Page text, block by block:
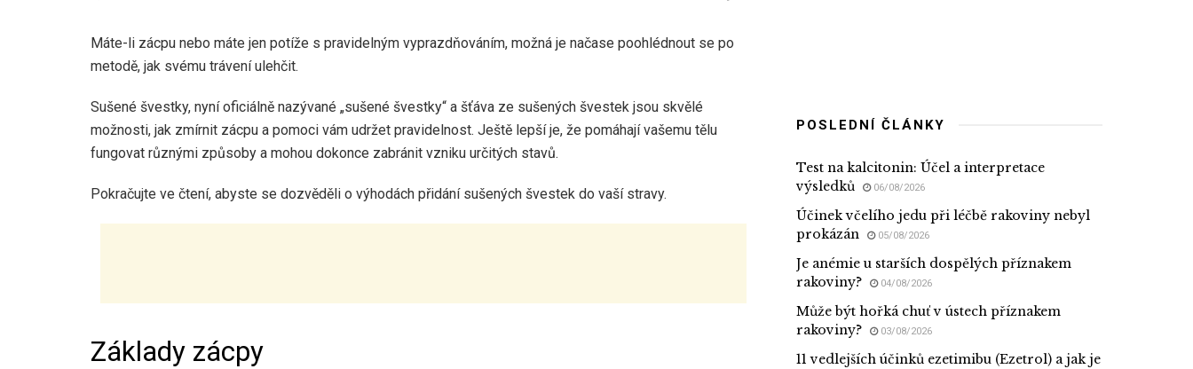
Máte-li zácpu nebo máte jen potíže s pravidelným vyprazdňováním, možná je načase poohlédnout se po
metodě, jak svému trávení ulehčit.
Sušené švestky, nyní oficiálně nazývané „sušené švestky“ a šťáva ze sušených švestek jsou skvělé
možnosti, jak zmírnit zácpu a pomoci vám udržet pravidelnost. Ještě lepší je, že pomáhají vašemu tělu
fungovat různými způsoby a mohou dokonce zabránit vzniku určitých stavů.
Pokračujte ve čtení, abyste se dozvěděli o výhodách přidání sušených švestek do vaší stravy.
Základy zácpy
POSLEDNÍ ČLÁNKY
Test na kalcitonin: Účel a interpretace
výsledků
06/08/2026
Účinek včelího jedu při léčbě rakoviny nebyl
prokázán
05/08/2026
Je anémie u starších dospělých příznakem
rakoviny?
04/08/2026
Může být hořká chuť v ústech příznakem
rakoviny?
03/08/2026
11 vedlejších účinků ezetimibu (Ezetrol) a jak je